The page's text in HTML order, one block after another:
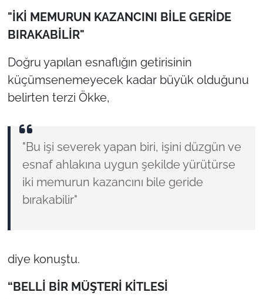
"İKİ MEMURUN KAZANCINI BİLE GERİDE
BIRAKABİLİR"
Doğru yapılan esnaflığın getirisinin
küçümsenemeyecek kadar büyük olduğunu
belirten terzi Ökke,
"Bu işi severek yapan biri, işini düzgün ve
esnaf ahlakına uygun şekilde yürütürse
iki memurun kazancını bile geride
bırakabilir"
diye konuştu.
“BELLİ BİR MÜŞTERİ KİTLESİ